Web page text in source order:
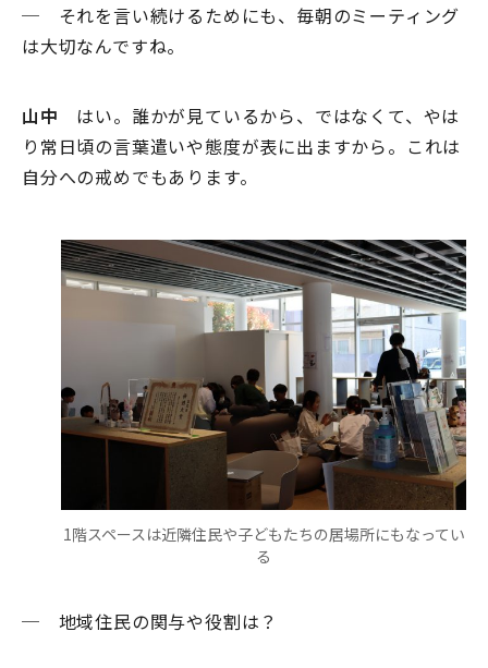
─ それを言い続けるためにも、毎朝のミーティング
は大切なんですね。
山中 はい。誰かが見ているから、ではなくて、やは
り常日頃の言葉遣いや態度が表に出ますから。これは
自分への戒めでもあります。
1階スペースは近隣住民や子どもたちの居場所にもなってい
る
─ 地域住民の関与や役割は？